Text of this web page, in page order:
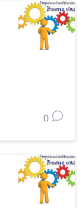
0